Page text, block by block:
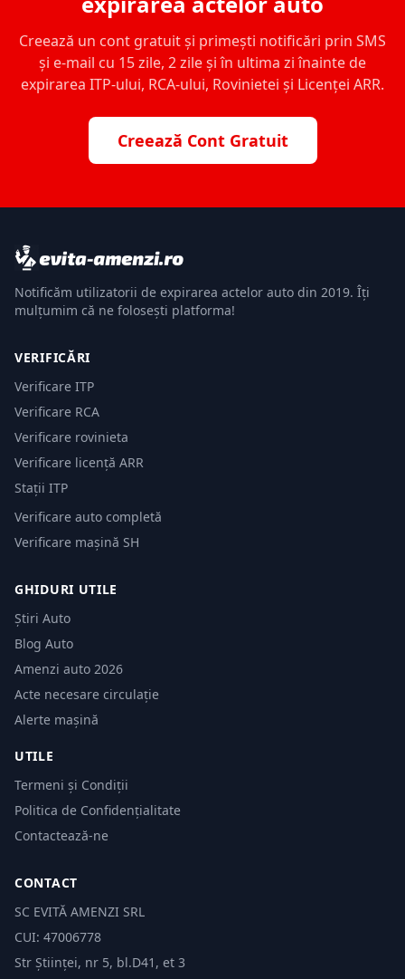
Creează un cont gratuit și primești notificări prin SMS
și e-mail cu 15 zile, 2 zile și în ultima zi înainte de
expirarea ITP-ului, RCA-ului, Rovinietei și Licenței ARR.
Creează Cont Gratuit
Notificăm utilizatorii de expirarea actelor auto din 2019. Îți
mulțumim că ne folosești platforma!
VERIFICĂRI
Verificare ITP
Verificare RCA
Verificare rovinieta
Verificare licență ARR
Stații ITP
Verificare auto completă
Verificare mașină SH
GHIDURI UTILE
Știri Auto
Blog Auto
Amenzi auto 2026
Acte necesare circulație
Alerte mașină
UTILE
Termeni și Condiții
Politica de Confidențialitate
Contactează-ne
CONTACT
SC EVITĂ AMENZI SRL
CUI: 47006778
Str Științei, nr 5, bl.D41, et 3